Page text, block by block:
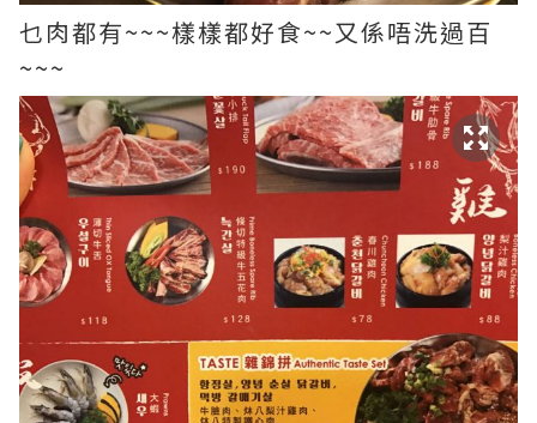
乜肉都有~~~樣樣都好食~~又係唔洗過百
~~~